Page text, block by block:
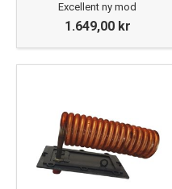
Excellent ny mod
1.649,00 kr